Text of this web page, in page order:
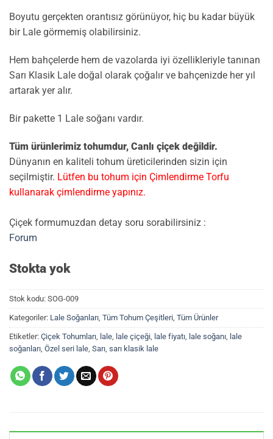
Boyutu gerçekten orantısız görünüyor, hiç bu kadar büyük
bir Lale görmemiş olabilirsiniz.
Hem bahçelerde hem de vazolarda iyi özellikleriyle tanınan
Sarı Klasik Lale doğal olarak çoğalır ve bahçenizde her yıl
artarak yer alır.
Bir pakette 1 Lale soğanı vardır.
Tüm ürünlerimiz tohumdur, Canlı çiçek değildir.
Dünyanın en kaliteli tohum üreticilerinden sizin için
seçilmiştir. Lütfen bu tohum için Çimlendirme Torfu
kullanarak çimlendirme yapınız.
Çiçek formumuzdan detay soru sorabilirsiniz :
Forum
Stokta yok
Stok kodu: SOG-009
Kategoriler: Lale Soğanları, Tüm Tohum Çeşitleri, Tüm Ürünler
Etiketler: Çiçek Tohumları, lale, lale çiçeği, lale fiyatı, lale soğanı, lale
soğanları, Özel seri lale, Sarı, sarı klasik lale